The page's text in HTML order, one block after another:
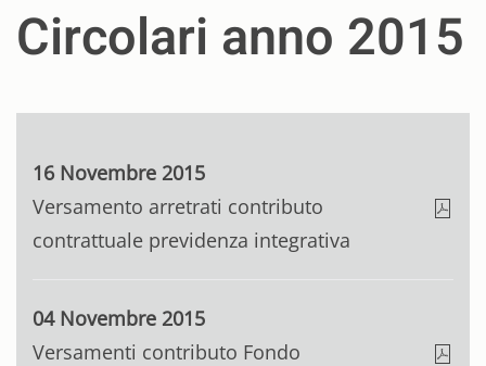
Circolari anno 2015
16 Novembre 2015
Versamento arretrati contributo
contrattuale previdenza integrativa
04 Novembre 2015
Versamenti contributo Fondo